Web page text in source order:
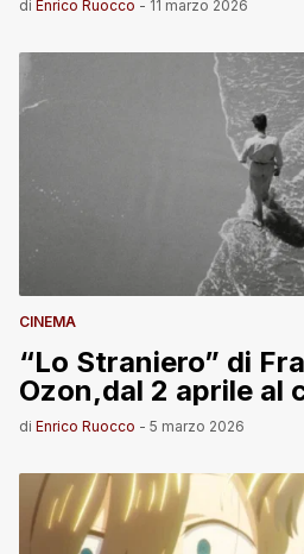
di Enrico Ruocco - 11 marzo 2026
CINEMA
“Lo Straniero” di
Ozon,dal 2 aprile al
di Enrico Ruocco - 5 marzo 2026